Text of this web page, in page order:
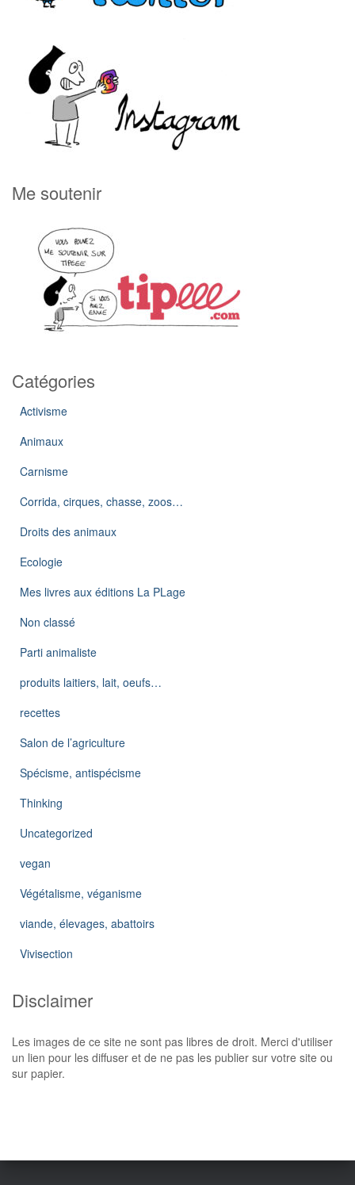
Me soutenir
Catégories
Activisme
Animaux
Carnisme
Corrida, cirques, chasse, zoos…
Droits des animaux
Ecologie
Mes livres aux éditions La PLage
Non classé
Parti animaliste
produits laitiers, lait, oeufs…
recettes
Salon de l’agriculture
Spécisme, antispécisme
Thinking
Uncategorized
vegan
Végétalisme, véganisme
viande, élevages, abattoirs
Vivisection
Disclaimer
Les images de ce site ne sont pas libres de droit. Merci d'utiliser
un lien pour les diffuser et de ne pas les publier sur votre site ou
sur papier.